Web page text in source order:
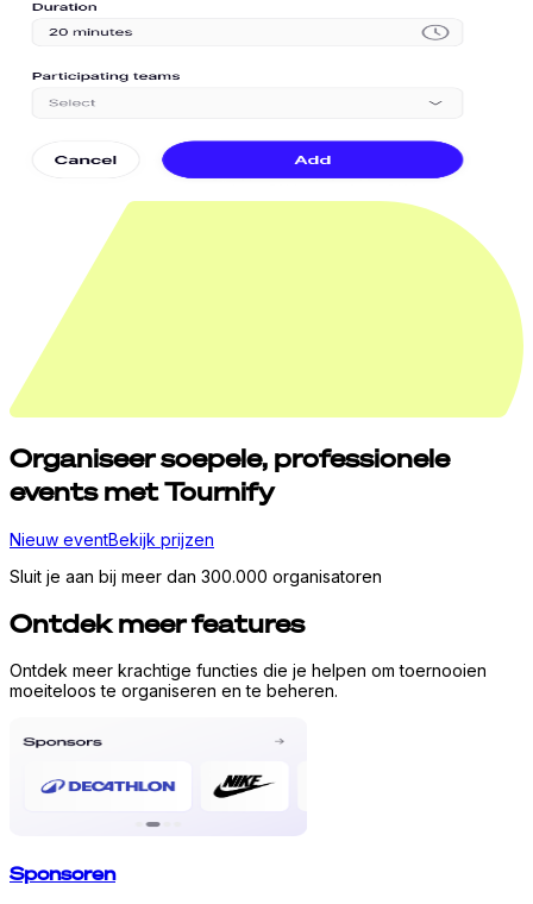
Organiseersoepele, professionele
events met Tournify
Nieuw eventBekijk prijzen
Sluit je aan bij meer dan 300.000 organisatoren
Ontdek meer features
Ontdek meer krachtige functies die je helpen om toernooien
moeiteloos te organiseren en te beheren.
Sponsoren